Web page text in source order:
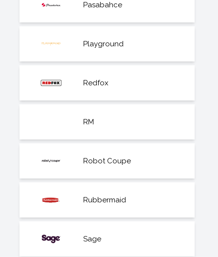
Pasabahce
Playground
Redfox
RM
Robot Coupe
Rubbermaid
Sage